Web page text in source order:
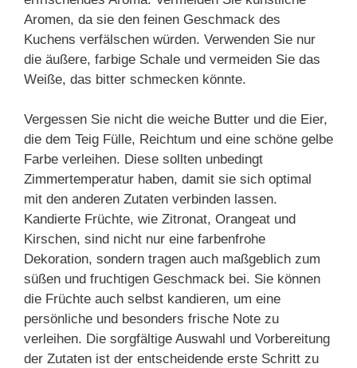
Aromen, da sie den feinen Geschmack des
Kuchens verfälschen würden. Verwenden Sie nur
die äußere, farbige Schale und vermeiden Sie das
Weiße, das bitter schmecken könnte.
Vergessen Sie nicht die weiche Butter und die Eier,
die dem Teig Fülle, Reichtum und eine schöne gelbe
Farbe verleihen. Diese sollten unbedingt
Zimmertemperatur haben, damit sie sich optimal
mit den anderen Zutaten verbinden lassen.
Kandierte Früchte, wie Zitronat, Orangeat und
Kirschen, sind nicht nur eine farbenfrohe
Dekoration, sondern tragen auch maßgeblich zum
süßen und fruchtigen Geschmack bei. Sie können
die Früchte auch selbst kandieren, um eine
persönliche und besonders frische Note zu
verleihen. Die sorgfältige Auswahl und Vorbereitung
der Zutaten ist der entscheidende erste Schritt zu